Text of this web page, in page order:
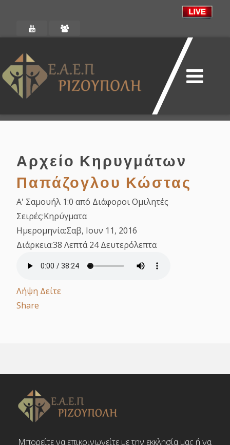
Αρχείο Κηρυγμάτων
Παπάζογλου Κώστας
Α' Σαμουήλ 1:0 από Διάφοροι Ομιλητές
Σειρές:Κηρύγματα
Ημερομηνία:Σαβ, Ιουν 11, 2016
Διάρκεια:38 Λεπτά 24 Δευτερόλεπτα
Λήψη Δείτε
Share
Μπορείτε να επικοινωνείτε με την εκκλησία μας ή να